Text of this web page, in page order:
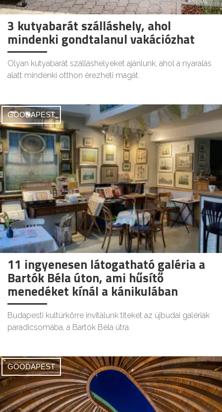
3 kutyabarát szálláshely, ahol
mindenki gondtalanul vakációzhat
Olyan kutyabarát szálláshelyeket ajánlunk, ahol a nyaralás
alatt mindenki otthon érezheti magát.
GOODAPEST
11 ingyenesen látogatható galéria a
Bartók Béla úton, ami hűsítő
menedéket kínál a kánikulában
Budapesti kultúrkörre invitálunk titeket az újbudai galériák
paradicsomába, a Bartók Béla útra.
GOODAPEST